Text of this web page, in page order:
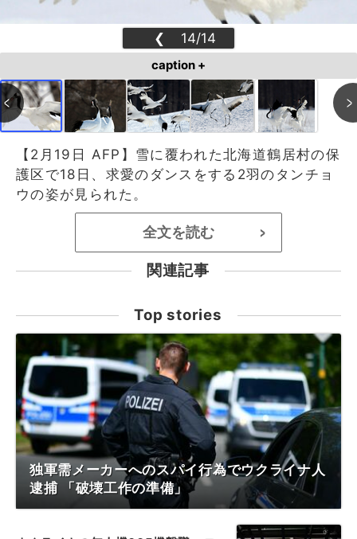
❮
14/14
❯
caption +
【2月19日 AFP】雪に覆われた北海道鶴居村の保
護区で18日、求愛のダンスをする2羽のタンチョ
ウの姿が見られた。
全文を読む >
関連記事
Top stories
独軍需メーカーへのスパイ行為でウクライナ人
逮捕 「破壊工作の準備」